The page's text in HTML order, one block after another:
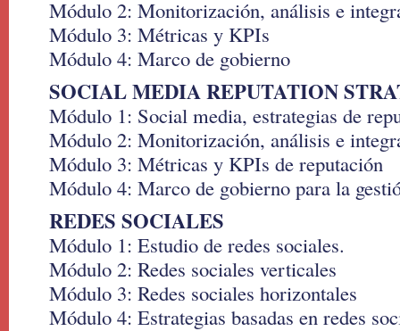
Módulo 2: Monitorización, análisis e
Módulo 3: Métricas y KPIs
Módulo 4: Marco de gobierno
SOCIAL MEDIA REPUTATION
Módulo 1: Social media, estrategias de
Módulo 2: Monitorización, análisis e
Módulo 3: Métricas y KPIs de reputación
Módulo 4: Marco de gobierno para la
REDES SOCIALES
Módulo 1: Estudio de redes sociales.
Módulo 2: Redes sociales verticales
Módulo 3: Redes sociales horizontales
Módulo 4: Estrategias basadas en redes